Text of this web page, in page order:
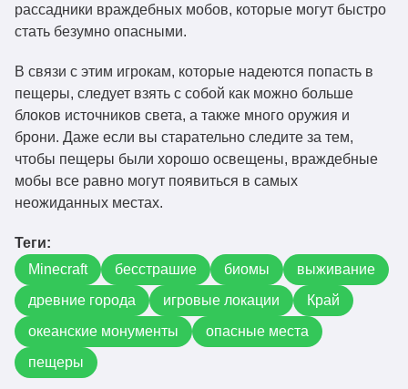
рассадники враждебных мобов, которые могут быстро
стать безумно опасными.
В связи с этим игрокам, которые надеются попасть в
пещеры, следует взять с собой как можно больше
блоков источников света, а также много оружия и
брони. Даже если вы старательно следите за тем,
чтобы пещеры были хорошо освещены, враждебные
мобы все равно могут появиться в самых
неожиданных местах.
Теги:
Minecraft
бесстрашие биомы
выживание
древние города
игровые локации
Край
океанские монументы
опасные места
пещеры